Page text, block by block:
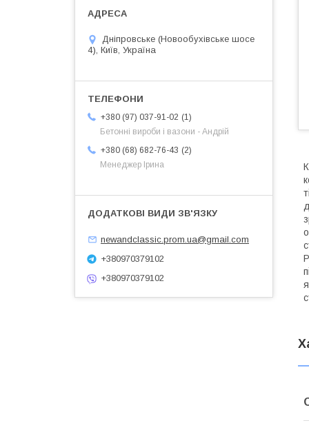
Дніпровське (Новообухівське шосе
4), Київ, Україна
+380 (97) 037-91-02
1
Бетонні вироби і вазони - Андрій
+380 (68) 682-76-43
2
Менеджер Ірина
newandclassic.prom.ua@gmail.com
+380970379102
+380970379102